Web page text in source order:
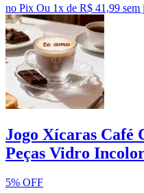
no Pix Ou 1x de R$ 41,99 sem
Jogo Xícaras Café
Peças Vidro
5% OFF